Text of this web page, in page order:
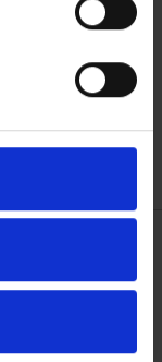
DE
PROVINCIA 4
949,00 €
registrados